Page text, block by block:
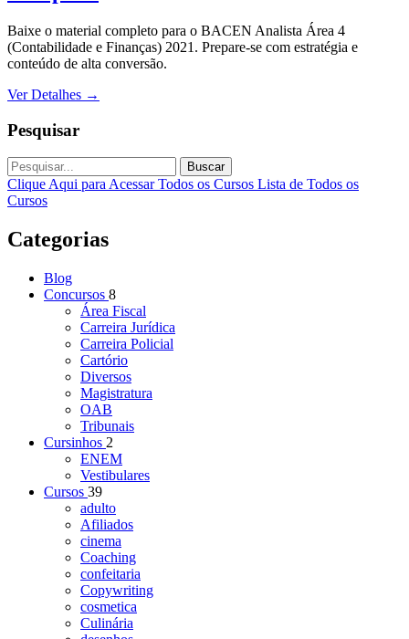
Baixe o material completo para o BACEN Analista Área 4
(Contabilidade e Finanças) 2021. Prepare-se com estratégia e
conteúdo de alta conversão.
Ver Detalhes →
Pesquisar
Buscar
Clique Aqui para Acessar Todos os Cursos Lista de Todos os
Cursos
Categorias
Blog
Concursos 8
Área Fiscal
Carreira Jurídica
Carreira Policial
Cartório
Diversos
Magistratura
OAB
Tribunais
Cursinhos 2
ENEM
Vestibulares
Cursos 39
adulto
Afiliados
cinema
Coaching
confeitaria
Copywriting
cosmetica
Culinária